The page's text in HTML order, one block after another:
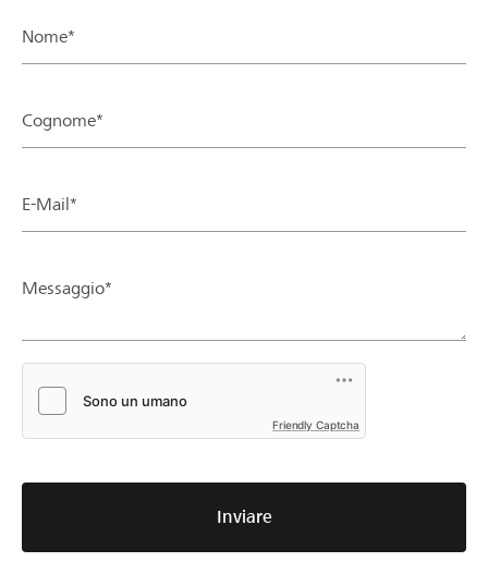
Nome*
Cognome*
E-Mail*
Messaggio*
Friendly Captcha
Inviare